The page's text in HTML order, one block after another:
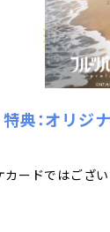
特典：オリジ
ードではござい